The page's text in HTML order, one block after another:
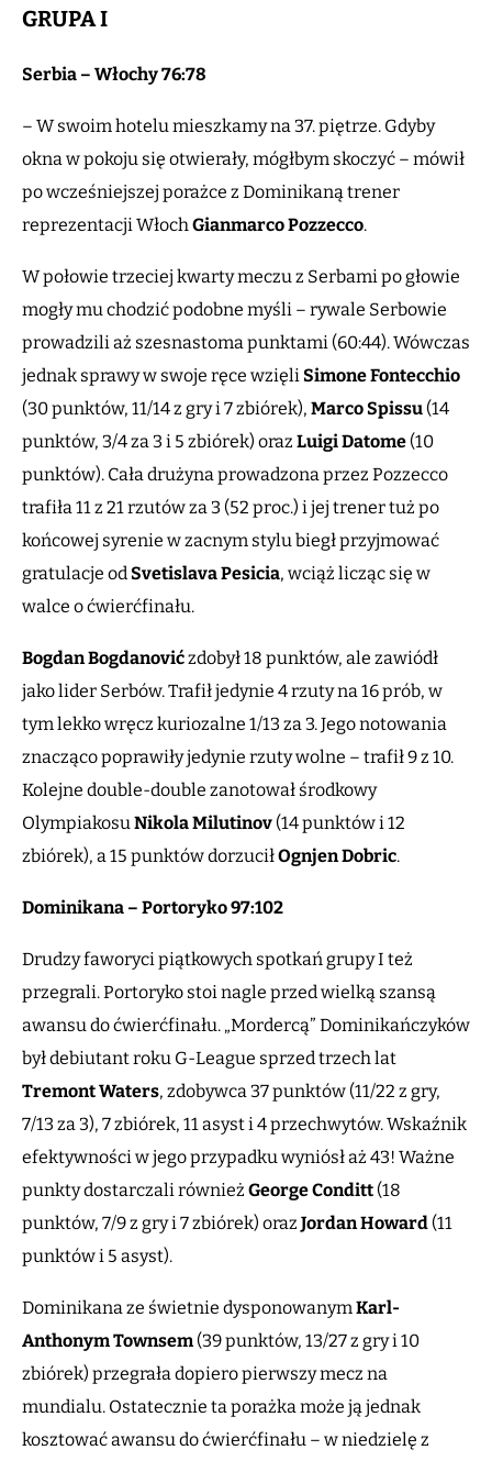
GRUPA I
Serbia – Włochy 76:78
– W swoim hotelu mieszkamy na 37. piętrze. Gdyby
okna w pokoju się otwierały, mógłbym skoczyć – mówił
po wcześniejszej porażce z Dominikaną trener
reprezentacji WłochGianmarco Pozzecco.
W połowie trzeciej kwarty meczu z Serbami po głowie
mogły mu chodzić podobne myśli – rywale Serbowie
prowadzili aż szesnastoma punktami (60:44). Wówczas
jednak sprawy w swoje ręce wzięli Simone Fontecchio
(30 punktów, 11/14 z gry i 7 zbiórek), Marco Spissu (14
punktów, 3/4 za 3 i 5 zbiórek) oraz Luigi Datome (10
punktów). Cała drużyna prowadzona przez Pozzecco
trafiła 11 z 21 rzutów za 3 (52 proc.) i jej trener tuż po
końcowej syrenie w zacnym stylu biegł przyjmować
gratulacje od SvetislavaPesicia, wciąż licząc się w
walce o ćwierćfinału.
Bogdan Bogdanovićzdobył 18 punktów, ale zawiódł
jako lider Serbów. Trafił jedynie 4 rzuty na 16 prób, w
tym lekko wręcz kuriozalne 1/13 za 3. Jego notowania
znacząco poprawiły jedynie rzuty wolne – trafił 9 z 10.
Kolejne double-double zanotował środkowy
OlympiakosuNikola Milutinov (14 punktów i 12
zbiórek), a 15 punktów dorzuciłOgnjen Dobric.
Dominikana – Portoryko 97:102
Drudzy faworyci piątkowych spotkań grupy I też
przegrali. Portoryko stoi nagle przed wielką szansą
awansu do ćwierćfinału. „Mordercą” Dominikańczyków
był debiutant roku G-League sprzed trzech lat
Tremont Waters, zdobywca 37 punktów (11/22 z gry,
7/13 za 3), 7 zbiórek, 11 asyst i 4 przechwytów. Wskaźnik
efektywności w jego przypadku wyniósł aż 43! Ważne
punkty dostarczali również George Conditt (18
punktów, 7/9 z gry i 7 zbiórek) oraz Jordan Howard (11
punktów i 5 asyst).
Dominikana ze świetnie dysponowanymKarl-
Anthonym Townsem(39 punktów, 13/27 z gry i 10
zbiórek) przegrała dopiero pierwszy mecz na
mundialu. Ostatecznie ta porażka może ją jednak
kosztować awansu do ćwierćfinału – w niedzielę z